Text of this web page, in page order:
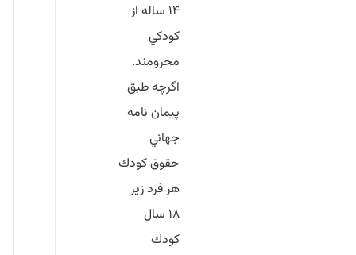
۱۴ ساله از
كودكي
محرومند.
اگرچه طبق
پيمان نامه
جهاني
حقوق كودك
هر فرد زير
۱۸ سال
كودك